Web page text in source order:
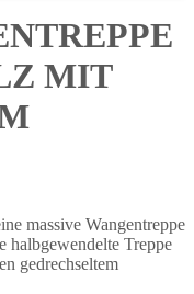
MIT
massive Wangentreppe
halbgewendelte Treppe
gedrechseltem